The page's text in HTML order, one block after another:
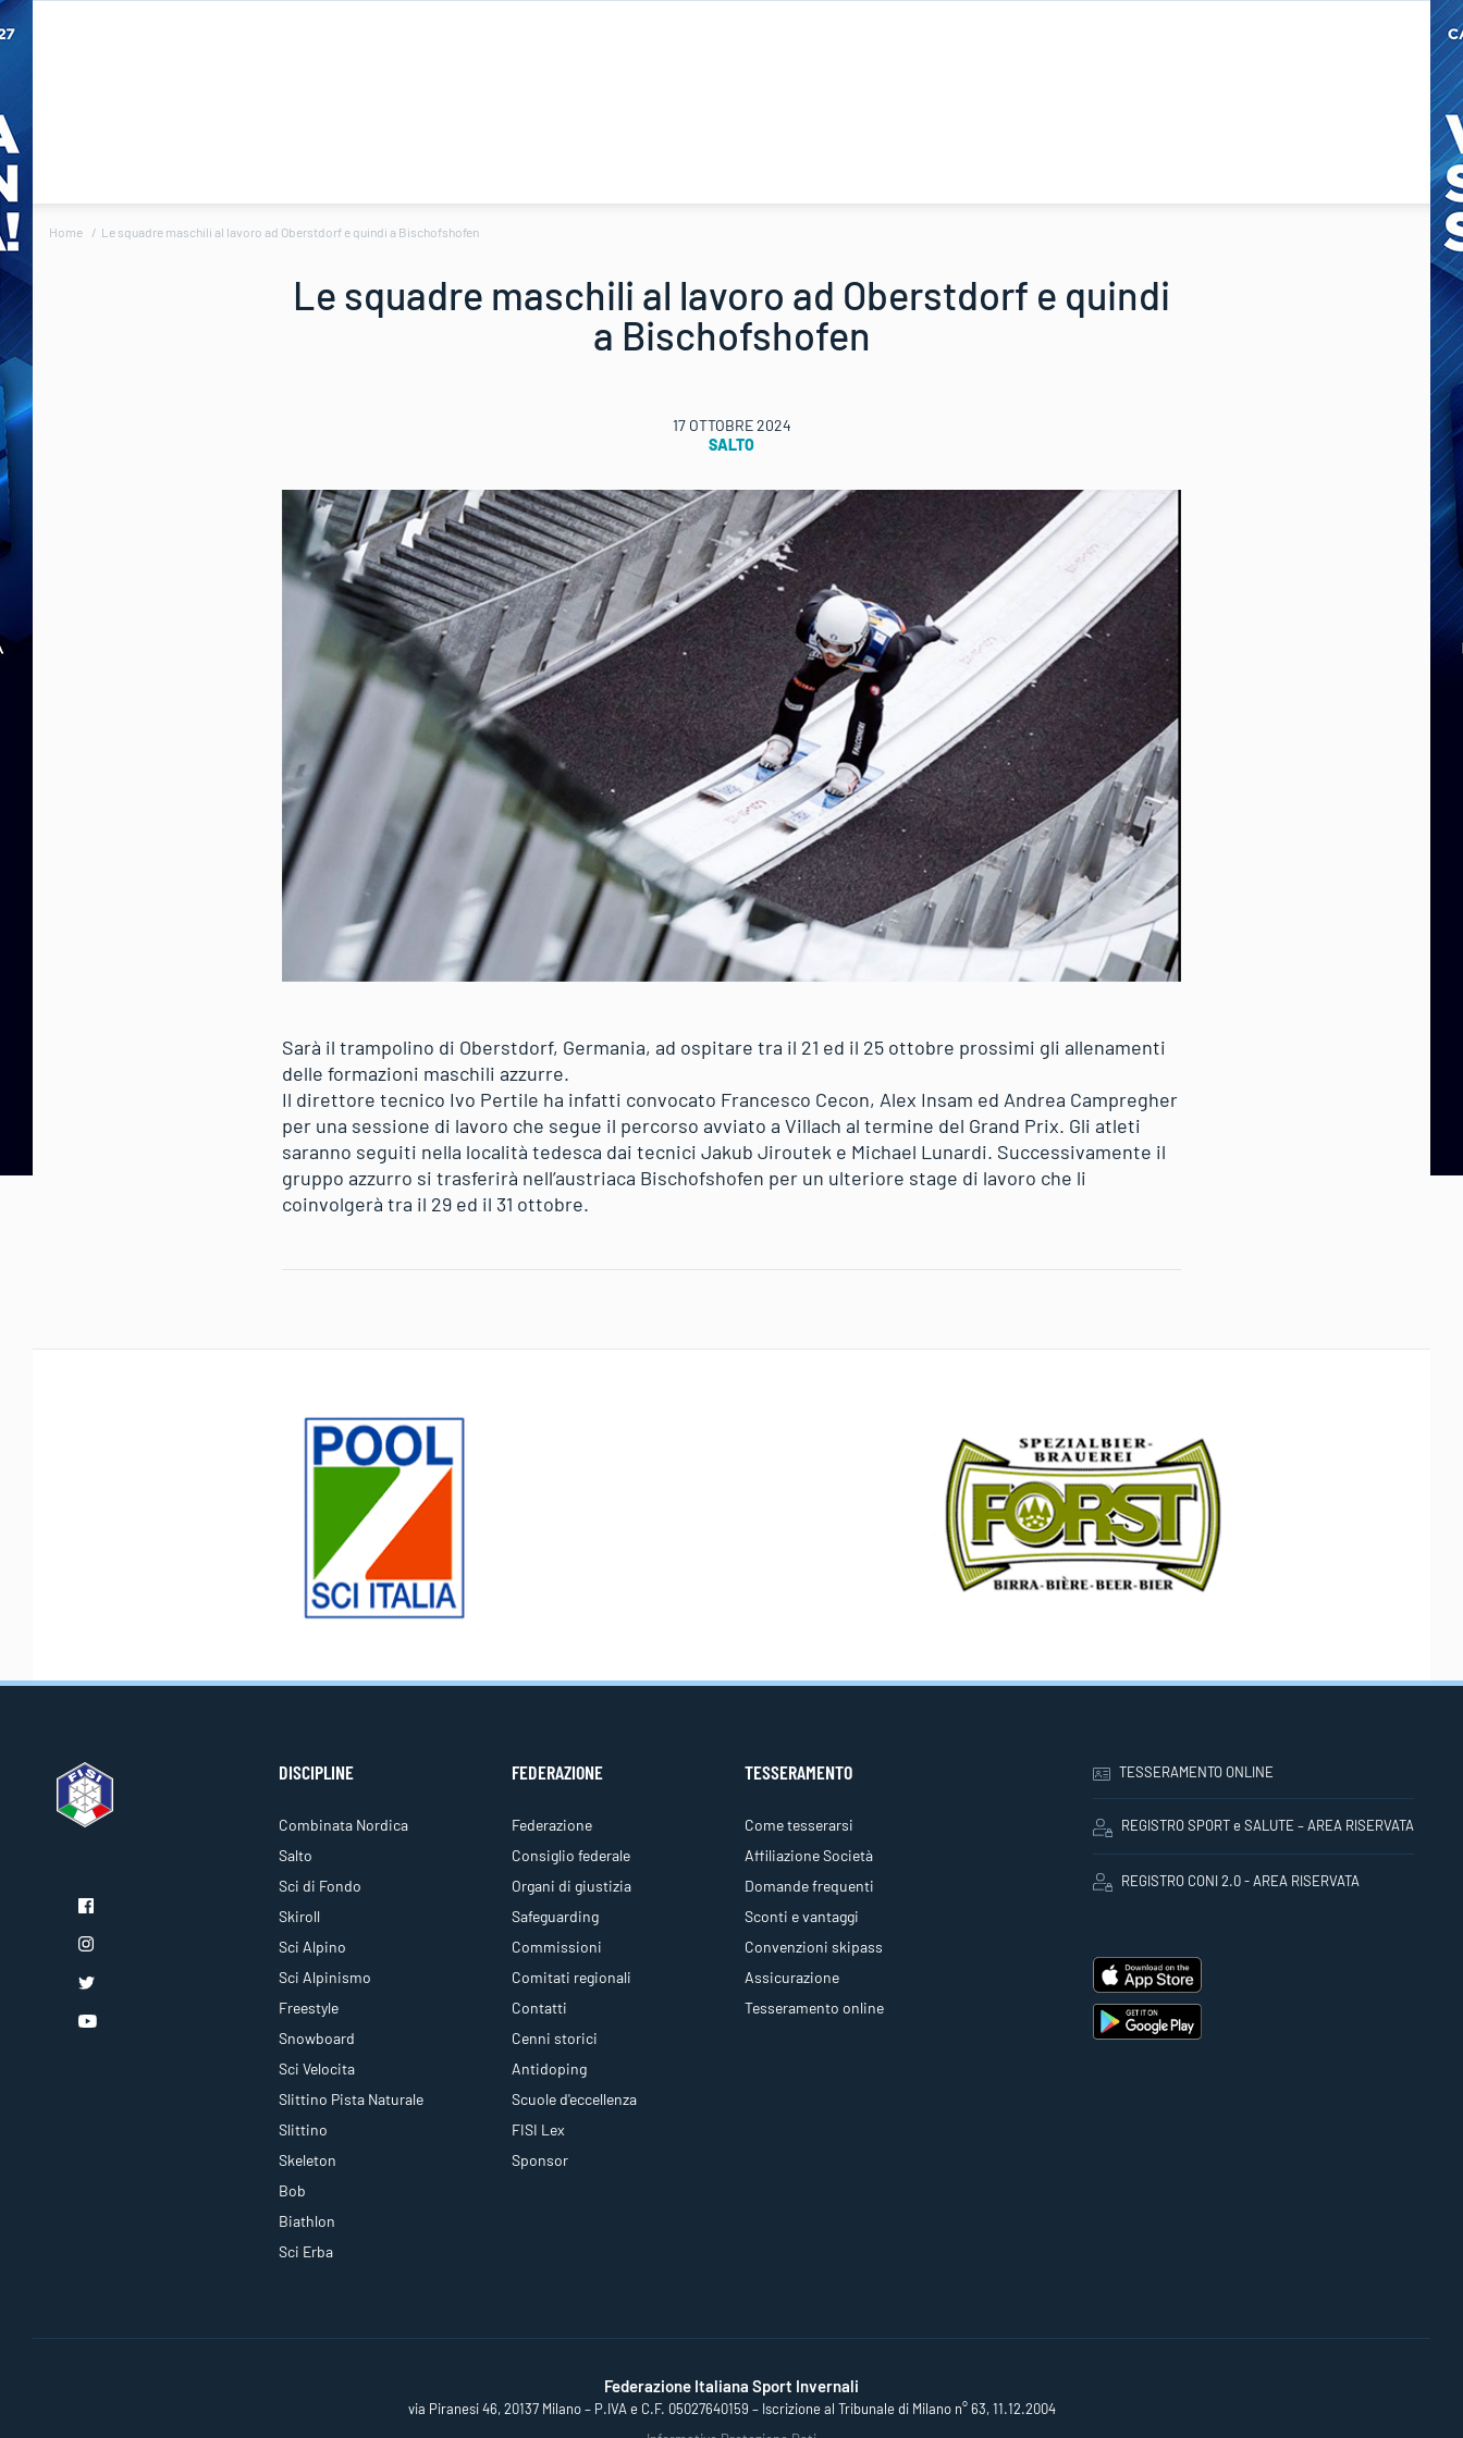
Home Le squadre maschili al lavoro ad Oberstdorf e quindi a Bischofshofen
Le squadre maschili al lavoro ad Oberstdorf e quindi
a Bischofshofen
17 OTTOBRE 2024
SALTO
Sarà il trampolino di Oberstdorf, Germania, ad ospitare tra il 21 ed il 25 ottobre prossimi gli allenamenti
delle formazioni maschili azzurre.
Il direttore tecnico Ivo Pertile ha infatti convocato Francesco Cecon, Alex Insam ed Andrea Campregher
per una sessione di lavoro che segue il percorso avviato a Villach al termine del Grand Prix. Gli atleti
saranno seguiti nella località tedesca dai tecnici Jakub Jiroutek e Michael Lunardi. Successivamente il
gruppo azzurro si trasferirà nell’austriaca Bischofshofen per un ulteriore stage di lavoro che li
coinvolgerà tra il 29 ed il 31 ottobre.
DISCIPLINE
Combinata Nordica
Salto
Sci di Fondo
Skiroll
Sci Alpino
Sci Alpinismo
Freestyle
Snowboard
Sci Velocita
Slittino Pista Naturale
Slittino
Skeleton
Bob
Biathlon
Sci Erba
FEDERAZIONE
Federazione
Consiglio federale
Organi di giustizia
Safeguarding
Commissioni
Comitati regionali
Contatti
Cenni storici
Antidoping
Scuole d'eccellenza
FISI Lex
Sponsor
TESSERAMENTO
Come tesserarsi
Affiliazione Società
Domande frequenti
Sconti e vantaggi
Convenzioni skipass
Assicurazione
Tesseramento online
TESSERAMENTO ONLINE
REGISTRO SPORT e SALUTE – AREA RISERVATA
REGISTRO CONI 2.0 - AREA RISERVATA
Federazione Italiana Sport Invernali
via Piranesi 46, 20137 Milano – P.IVA e C.F. 05027640159 – Iscrizione al Tribunale di Milano n° 63, 11.12.2004